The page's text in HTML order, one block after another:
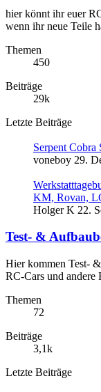
hier könnt ihr euer
wenn ihr neue Teile
Themen
450
Beiträge
29k
Letzte Beiträge
Serpent
voneboy 29.
KM, Rovan,
Holger K 22.
Test- &
Hier kommen Test-
RC-Cars und andere
Themen
72
Beiträge
3,1k
Letzte Beiträge